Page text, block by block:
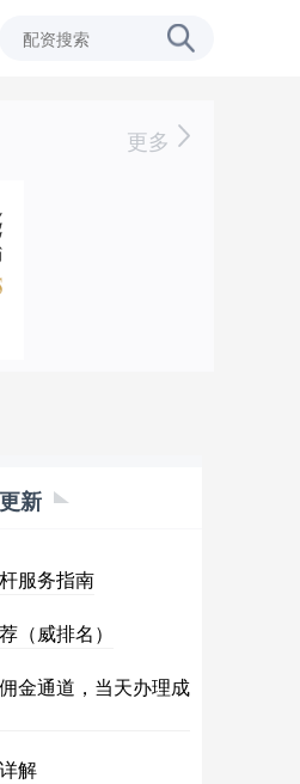
更多
新
服务指南
（威排名）
金通道，当天办理成
解